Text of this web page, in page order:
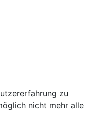
zu
nicht mehr alle